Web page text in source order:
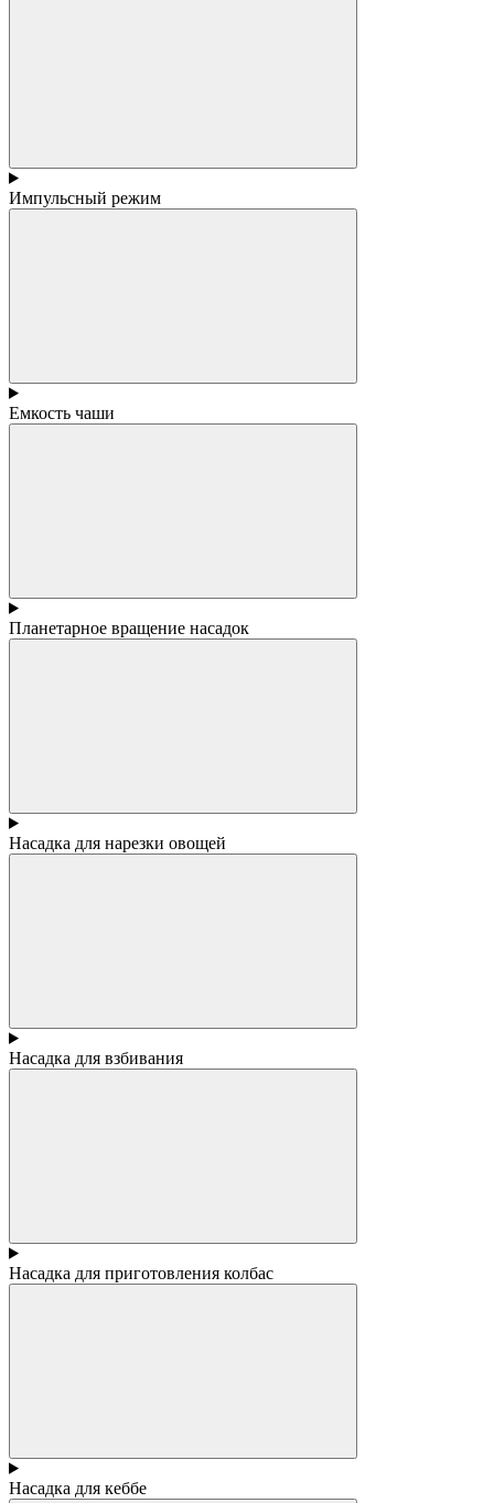
Импульсный режим
Емкость чаши
Планетарное вращение насадок
Насадка для нарезки овощей
Насадка для взбивания
Насадка для приготовления колбас
Насадка для кеббе